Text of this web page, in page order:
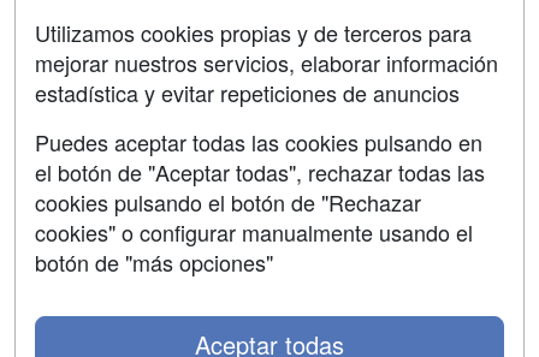
Copyleft
Grupo formazion:
Utilizamos cookies propias y de terceros para
mejorar nuestros servicios, elaborar información
estadística y evitar repeticiones de anuncios
Puedes aceptar todas las cookies pulsando en
el botón de "Aceptar todas", rechazar todas las
cookies pulsando el botón de "Rechazar
cookies" o configurar manualmente usando el
botón de "más opciones"
Aceptar todas